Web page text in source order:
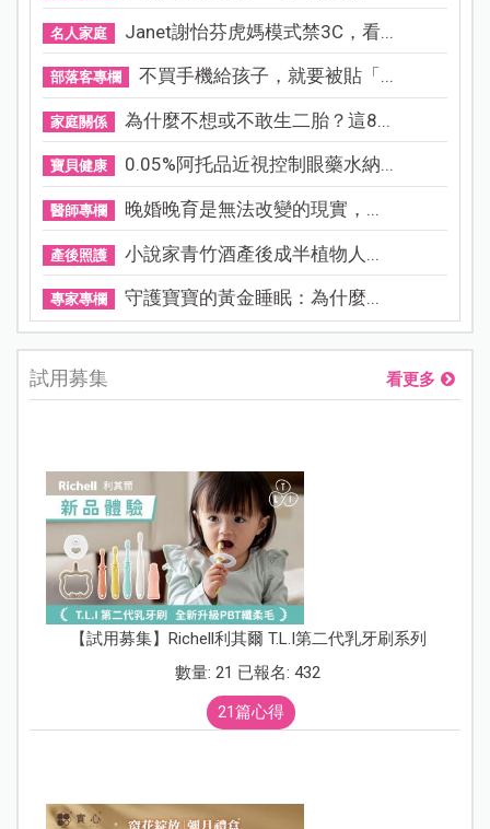
名人家庭 Janet謝怡芬虎媽模式禁3C，看...
部落客專欄 不買手機給孩子，就要被貼「...
家庭關係 為什麼不想或不敢生二胎？這8...
寶貝健康 0.05%阿托品近視控制眼藥水納...
醫師專欄 晚婚晚育是無法改變的現實，...
產後照護 小說家青竹酒產後成半植物人...
專家專欄 守護寶寶的黃金睡眠：為什麼...
試用募集 看更多
【試用募集】Richell利其爾 T.L.I第二代乳牙刷系列
數量: 21 已報名: 432
21篇心得